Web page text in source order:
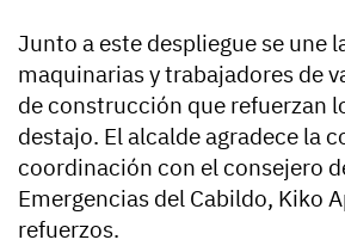
Junto a este despliegue se une
maquinarias y trabajadores de
de construcción que refuerzan
destajo. El alcalde agradece la
coordinación con el consejero
Emergencias del Cabildo, Kiko
refuerzos.